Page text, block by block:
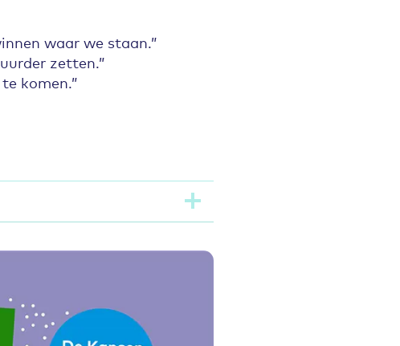
waar we staan.”
zetten.”
komen.”